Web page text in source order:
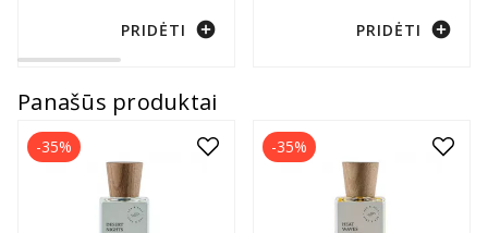
PRIDĖTI add_circle PRIDĖTI add_circle
Panašūs produktai
-35% -35%